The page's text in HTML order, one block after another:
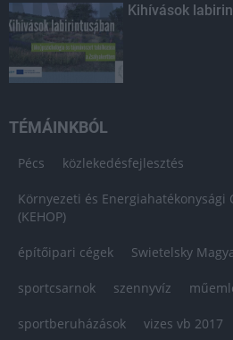
Kihívások
TÉMÁINKBÓL
Pécs közlekedésfejlesztés
Környezeti és Energiahatékonysági
(KEHOP)
építőipari cégek Swietelsky
sportcsarnok szennyvíz
sportberuházások vizes vb 2017